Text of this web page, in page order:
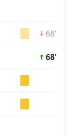
68'
68'